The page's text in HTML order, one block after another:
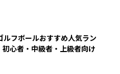
ルフボールおすすめ人気ラン
心者・中級者・上級者向け